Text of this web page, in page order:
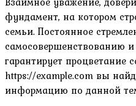
фундамент‚ на котором
семьи. Постоянное
самосовершенствованию
гарантирует процветание
https://example.com вы
информацию по данной